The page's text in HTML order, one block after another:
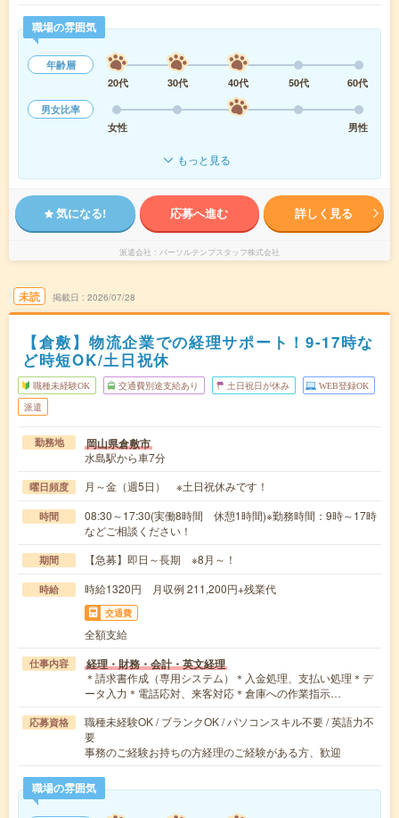
職場の雰囲気
年齢層
20代
30代 40代 50代
60代
男女比率
女性
男性
もっと見る
気になる! 応募へ進む 詳しく見る
派遣会社 パーソルテンプスタッフ株式会社
未読 掲載日 2026/07/28
【倉敷】物流企業での経理サポート！9‐17時な
ど時短OK/土日祝休
職種未経験OK 交通費別途支給あり 土日祝日が休み WEB登録OK
派遣
勤務地 岡山県倉敷市
水島駅から車7分
曜日頻度 月～金（週5日） ※土日祝休みです！
時間
08:30～17:30(実働8時間 休憩1時間)※勤務時間：9時～17時
などご相談ください！
期間 【急募】即日～長期 ※8月～！
時給 時給1320円 月収例 211,200円+残業代
交通費
全額支給
仕事内容 経理・財務・会計・英文経理
＊請求書作成（専用システム）＊入金処理、支払い処理＊デ
ータ入力＊電話応対、来客対応＊倉庫への作業指示…
応募資格
職種未経験OK / ブランクOK / パソコンスキル不要 / 英語力不
要
事務のご経験お持ちの方経理のご経験がある方、歓迎
職場の雰囲気